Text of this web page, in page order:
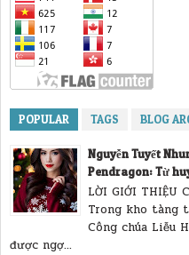
POPULAR TAGS BLOG
Nguyễn Tuyết
Pendragon: Từ
LỜI GIỚI THIỆU
Trong kho tàng
Công chúa Liễu
được ngợ...